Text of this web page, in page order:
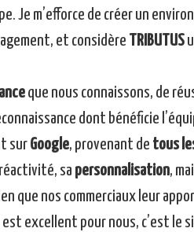
Je m’efforce de créer un
et considère TRIBUTUS
que nous connaissons, de
dont bénéficie
surGoogle, provenant de tous
sa personnalisation,
que nos commerciaux leur
excellent pour nous, c’est le